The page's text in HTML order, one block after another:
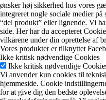
ønsker høj sikkerhed hos vores
integreret nogle sociale medier
“del produkt” eller lignende. Vi
side. Her har du accepteret
vilkårene under din oprettelse af
Vores produkter er tilknyttet
Ikke kritisk nødvendige Cookies
Ikke kritisk nødvendige
Vi anvender kun cookies til
hjemmeside. Cookie
for at give dig den bedste